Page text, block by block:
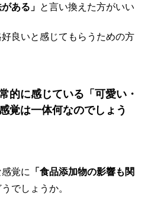
ある」 と言い換えた方がいい
良いと感じてもらうための方
的に感じている「可愛い・
覚は一体何なのでしょう
覚に 「食品添加物の影響も関
うでしょうか。